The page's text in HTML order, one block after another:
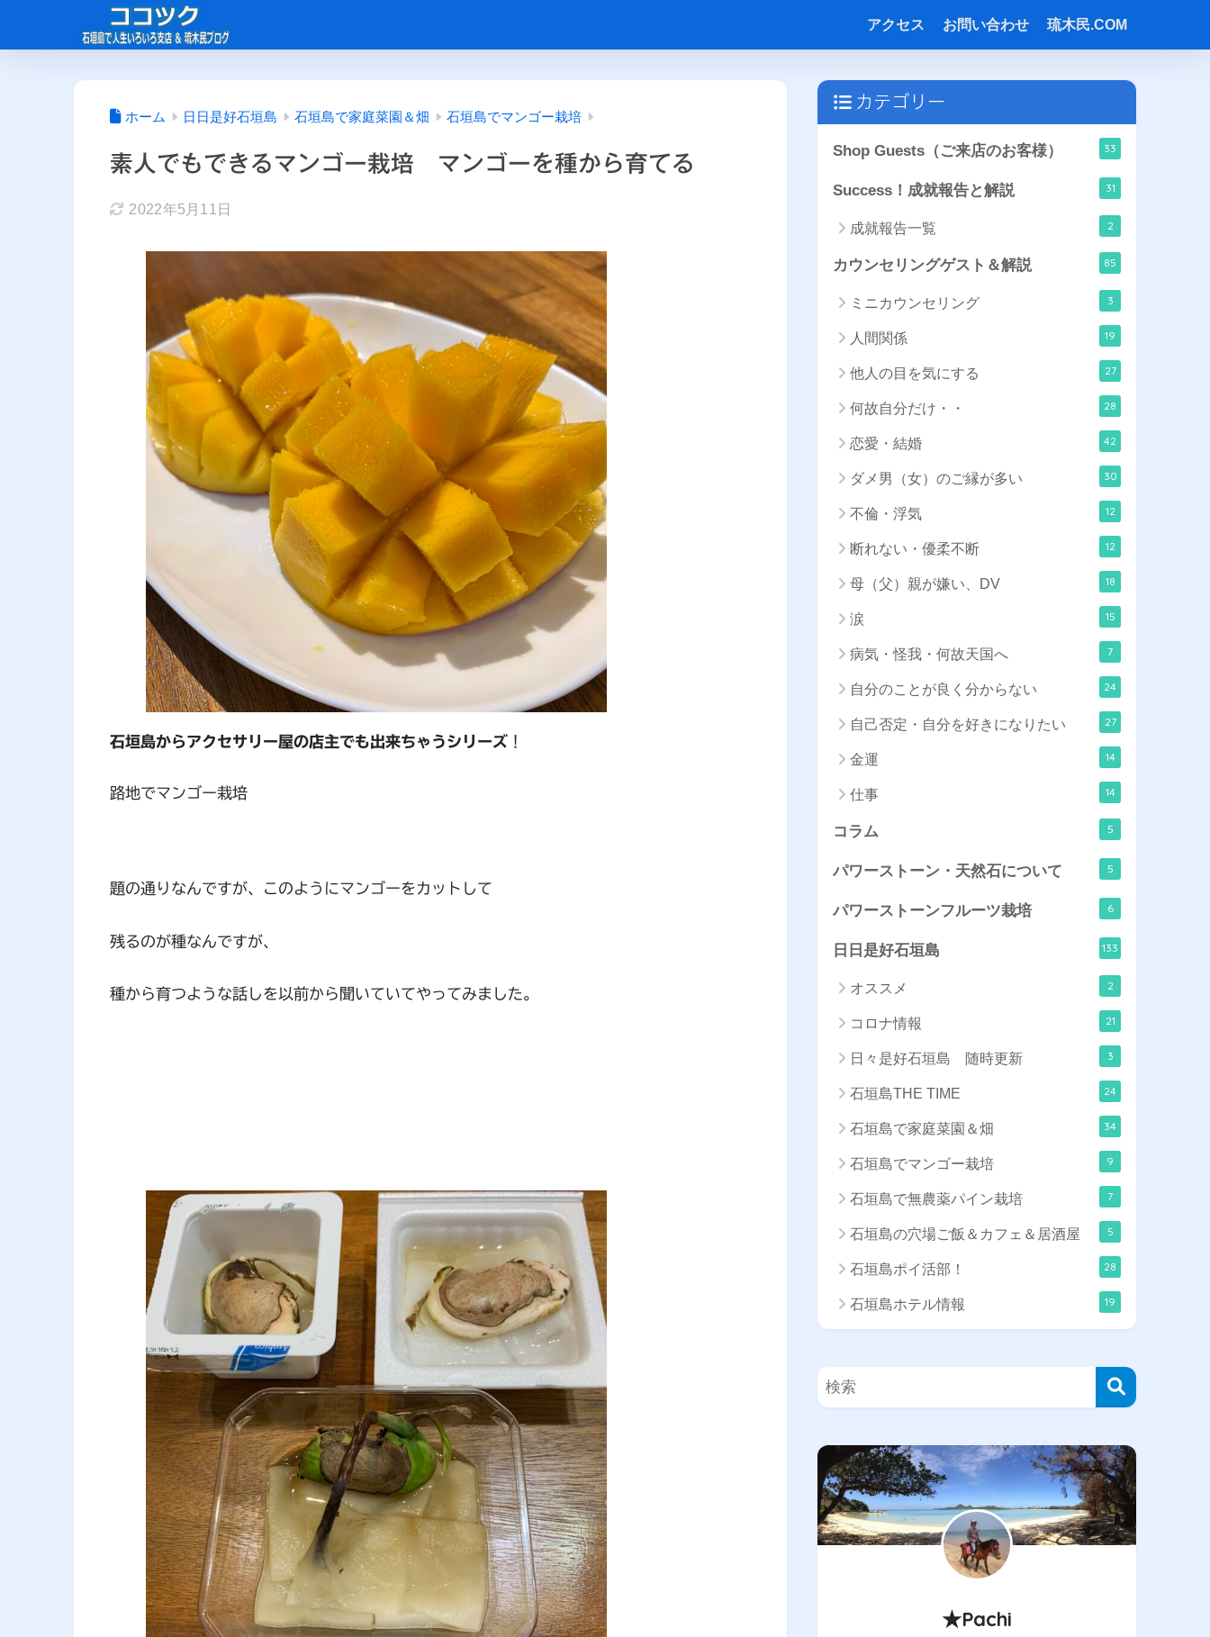
アクセス お問い合わせ 琉木民.COM
ホーム 日日是好石垣島 石垣島で家庭菜園＆畑 石垣島でマンゴー栽培
素人でもできるマンゴー栽培 マンゴーを種から育てる
2022年5月11日
石垣島からアクセサリー屋の店主でも出来ちゃうシリーズ ！
路地でマンゴー栽培
題の通りなんですが、このようにマンゴーをカットして
残るのが種なんですが、
種から育つような話しを以前から聞いていてやってみました。
カテゴリー
Shop Guests（ご来店のお客様） 33
Success！成就報告と解説 31
成就報告一覧 2
カウンセリングゲスト＆解説 85
ミニカウンセリング 3
人間関係 19
他人の目を気にする 27
何故自分だけ・・ 28
恋愛・結婚 42
ダメ男（女）のご縁が多い 30
不倫・浮気 12
断れない・優柔不断 12
母（父）親が嫌い、DV 18
涙 15
病気・怪我・何故天国へ 7
自分のことが良く分からない 24
自己否定・自分を好きになりたい 27
金運 14
仕事 14
コラム 5
パワーストーン・天然石について 5
パワーストーンフルーツ栽培 6
日日是好石垣島 133
オススメ 2
コロナ情報 21
日々是好石垣島 随時更新 3
石垣島THE TIME 24
石垣島で家庭菜園＆畑 34
石垣島でマンゴー栽培 9
石垣島で無農薬パイン栽培 7
石垣島の穴場ご飯＆カフェ＆居酒屋 5
石垣島ポイ活部！ 28
石垣島ホテル情報 19
★Pachi